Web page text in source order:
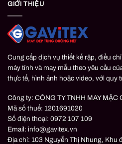
GIỚI THIỆU
Cung cấp dịch vụ thiết kế rập, điều
máy tính và may mẫu theo yêu cầu
thực tế, hình ảnh hoặc video, với quy
Công ty: CÔNG TY TNHH MAY MẶC
Mã số thuế: 1201691020
Số điện thoại: 0972 107 109
Email: info@gavitex.vn
Địa chỉ: 103 Nguyễn Thị Nhung, Khu